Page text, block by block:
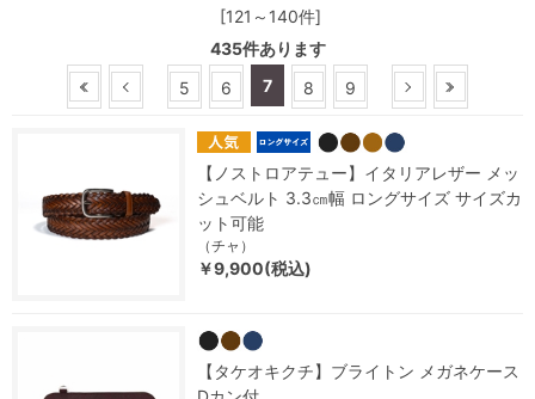
[121～140件]
435件あります
5
6 7 8 9
【ノストロアテュー】イタリアレザー メッ
シュベルト 3.3㎝幅 ロングサイズ サイズカ
ット可能
（チャ）
￥9,900(税込)
【タケオキクチ】ブライトン メガネケース